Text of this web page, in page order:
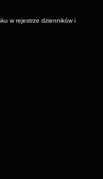
w rejestrze dzienników i